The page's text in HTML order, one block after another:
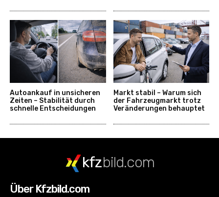
Autoankauf in unsicheren
Zeiten – Stabilität durch
schnelle Entscheidungen
Markt stabil – Warum sich
der Fahrzeugmarkt trotz
Veränderungen behauptet
kfzbild.com
Über Kfzbild.com